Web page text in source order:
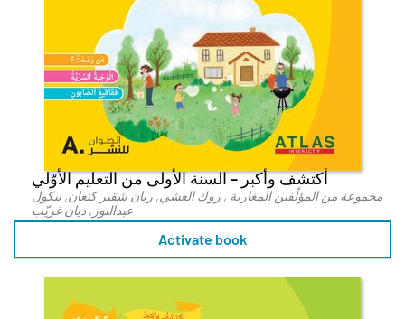
أكتشف وأكبر – السنة الأولى من التعليم الأوّلي
مجموعة من المؤلّفين المغاربة , روك العشي, ريان شقير كنعان, نيكول
عبدالنور, ديان غريّب
Activate book